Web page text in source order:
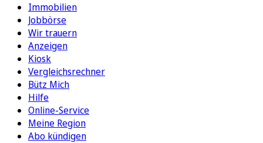
Immobilien
Jobbörse
Wir trauern
Anzeigen
Kiosk
Vergleichsrechner
Bütz Mich
Hilfe
Online-Service
Meine Region
Abo kündigen